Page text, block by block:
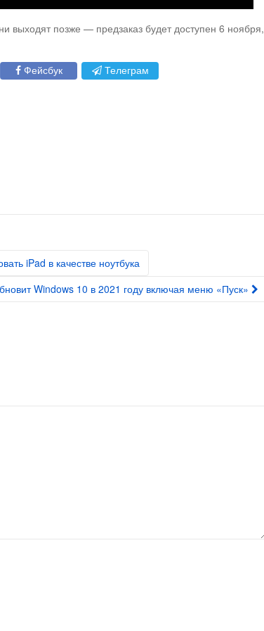
выходят позже — предзаказ будет доступен 6 ноября,
Фейсбук Телеграм
iPad в качестве ноутбука
Windows 10 в 2021 году включая меню «Пуск»